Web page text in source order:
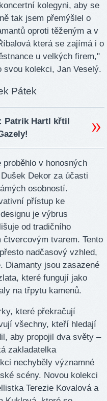
kolegyni, aby se
tak jsem přemýšlel o
oproti těženým a v
která se zajímá i o
u velkých firem,"
kolekci, Jan Veselý.
Pátek
Patrik Hartl křtil
v honosných
Dekor za účasti
osobností.
přístup ke
je výbrus
od tradičního
tvarem. Tento
nadčasový vzhled,
Diamanty jsou zasazené
které fungují jako
na třpytu kamenů.
které překračují
všechny, kteří hledají
aby propojil dva světy –
zakladatelka
nechyběly významné
scény. Novou kolekci
Terezie Kovalová a